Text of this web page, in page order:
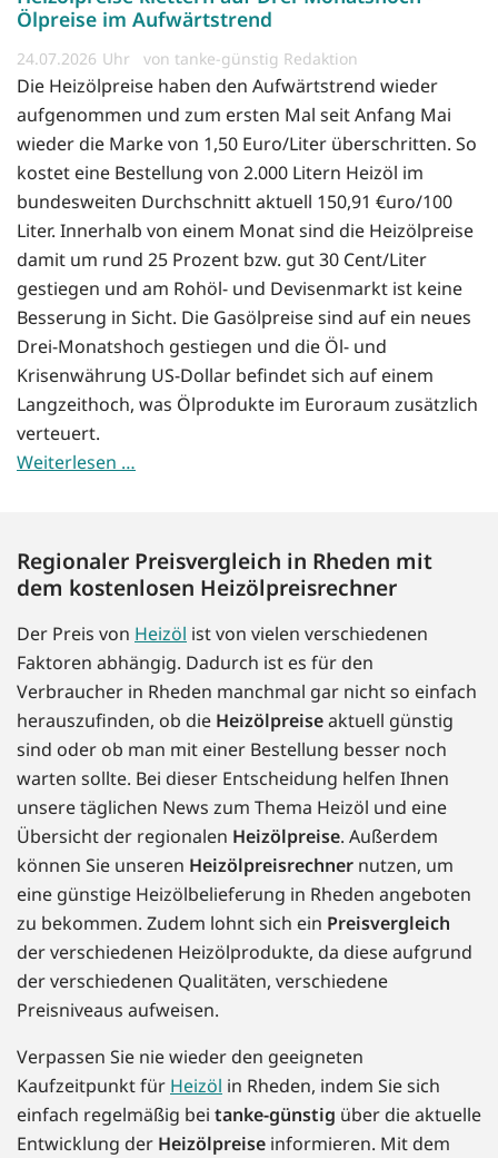
Ölpreise im Aufwärtstrend
24.07.2026 von tanke-günstig Redaktion
Die Heizölpreise haben den Aufwärtstrend wieder
aufgenommen und zum ersten Mal seit Anfang Mai
wieder die Marke von 1,50 Euro/Liter überschritten. So
kostet eine Bestellung von 2.000 Litern Heizöl im
bundesweiten Durchschnitt aktuell 150,91 €uro/100
Liter. Innerhalb von einem Monat sind die Heizölpreise
damit um rund 25 Prozent bzw. gut 30 Cent/Liter
gestiegen und am Rohöl- und Devisenmarkt ist keine
Besserung in Sicht. Die Gasölpreise sind auf ein neues
Drei-Monatshoch gestiegen und die Öl- und
Krisenwährung US-Dollar befindet sich auf einem
Langzeithoch, was Ölprodukte im Euroraum zusätzlich
verteuert.
Weiterlesen …
Regionaler Preisvergleich in Rheden mit
dem kostenlosen Heizölpreisrechner
Der Preis von Heizöl ist von vielen verschiedenen
Faktoren abhängig. Dadurch ist es für den
Verbraucher in Rheden manchmal gar nicht so einfach
herauszufinden, ob die Heizölpreiseaktuell günstig
sind oder ob man mit einer Bestellung besser noch
warten sollte. Bei dieser Entscheidung helfen Ihnen
unsere täglichen News zum Thema Heizöl und eine
Übersicht der regionalen Heizölpreise. Außerdem
können Sie unseren Heizölpreisrechner nutzen, um
eine günstige Heizölbelieferung in Rheden angeboten
zu bekommen. Zudem lohnt sich ein Preisvergleich
der verschiedenen Heizölprodukte, da diese aufgrund
der verschiedenen Qualitäten, verschiedene
Preisniveaus aufweisen.
Verpassen Sie nie wieder den geeigneten
Kaufzeitpunkt für Heizöl in Rheden, indem Sie sich
einfach regelmäßig bei tanke-günstig über die aktuelle
Entwicklung der Heizölpreise informieren. Mit dem